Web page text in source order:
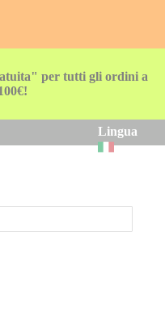
per tutti gli ordini a
Lingua